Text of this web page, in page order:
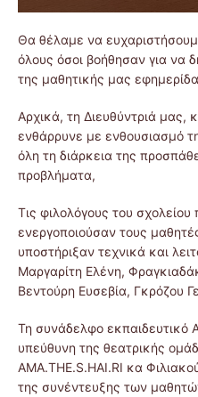
Θα θέλαμε να
όλους όσοι βοήθησαν για να
της μαθητικής μας
Αρχικά, τη Διευθύντριά
ενθάρρυνε με ενθουσιασμό
όλη τη διάρκεια της
προβλήματα,
Τις φιλολόγους του σχολείου
ενεργοποιούσαν τους
υποστήριξαν τεχνικά και
Μαργαρίτη Ελένη,
Βεντούρη Ευσεβία, Γκρόζου
Τη συνάδελφο εκπαιδευτικό
υπεύθυνη της θεατρικής
AMA.THE.S.HAI.RI κα
της συνέντευξης των